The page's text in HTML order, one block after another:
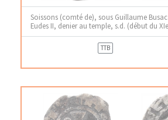
Soissons (comté de), sous Guillaume
Eudes II, denier au temple, s.d. (début du
TTB